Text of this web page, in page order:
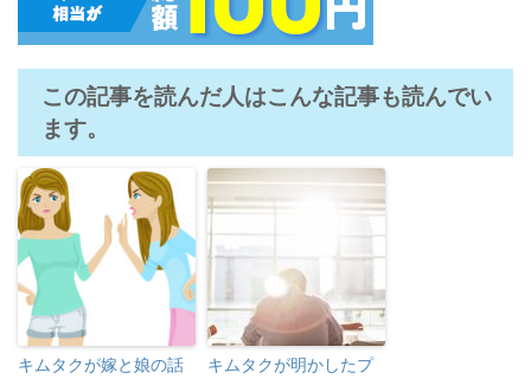
この記事を読んだ人はこんな記事も読んでい
ます。
キムタクが嫁と娘の話
キムタクが明かしたプ